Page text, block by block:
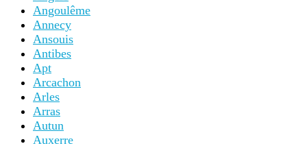
Angoulême
Annecy
Ansouis
Antibes
Apt
Arcachon
Arles
Arras
Autun
Auxerre